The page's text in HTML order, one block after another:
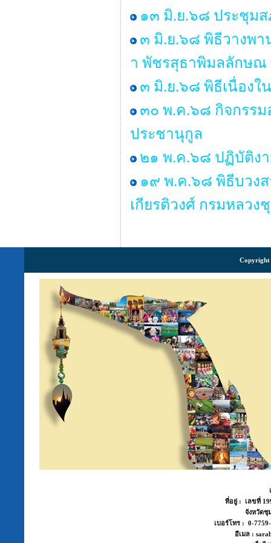
๑๓ มิ.ย.๖๘ ประชุมส
๓ มิ.ย.๖๘ พิธีวางพา
า พัชรสุธาพิมลลักษณ
๓ มิ.ย.๖๘ พิธีเนื่องใ
๓๐ พ.ค.๖๘ กิจกรรม
ประชานุกูล
๒๑ พ.ค.๖๘ ปฏิบัติง
๑๙ พ.ค.๖๘ พิธีบวงส
เกียรติวงศ์ กรมหลว
Copyright
ที่อยู่ : เลขที่
จังหวัด
เบอร์โทร : 0-
อีเมล :